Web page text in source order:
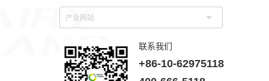
产业网站
联系我们
+86-10-62975118